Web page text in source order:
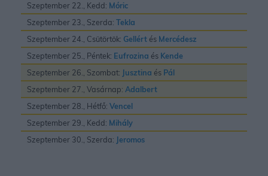
Szeptember 22., Kedd: Móric
Szeptember 23., Szerda: Tekla
Szeptember 24., Csütörtök: Gellért és Mercédesz
Szeptember 25., Péntek: Eufrozina és Kende
Szeptember 26., Szombat: Jusztina és Pál
Szeptember 27., Vasárnap: Adalbert
Szeptember 28., Hétfő: Vencel
Szeptember 29., Kedd: Mihály
Szeptember 30., Szerda: Jeromos